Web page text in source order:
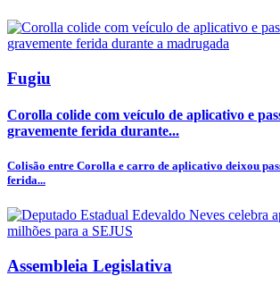
Fugiu
Corolla colide com veículo de aplicativo e
gravemente ferida durante...
Colisão entre Corolla e carro de aplicativo deixou
ferida...
Assembleia Legislativa